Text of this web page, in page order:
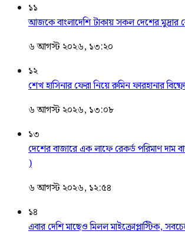
১১
আজকে বাংলাদেশি টাকায় সকল দেশের
৬ আগস্ট ২০২৬, ১৩:২০
১২
শেখ হাসিনার ফেরা নিয়ে রুমিন ফারহানার
৬ আগস্ট ২০২৬, ১৩:০৮
১৩
দেশের বাজারে এক লাফে রেকর্ড পরিমাণ দাম
)
৬ আগস্ট ২০২৬, ১২:৫৪
১৪
এবার দেশি মাছেও মিলল মাইক্রোপ্লাস্টিক,